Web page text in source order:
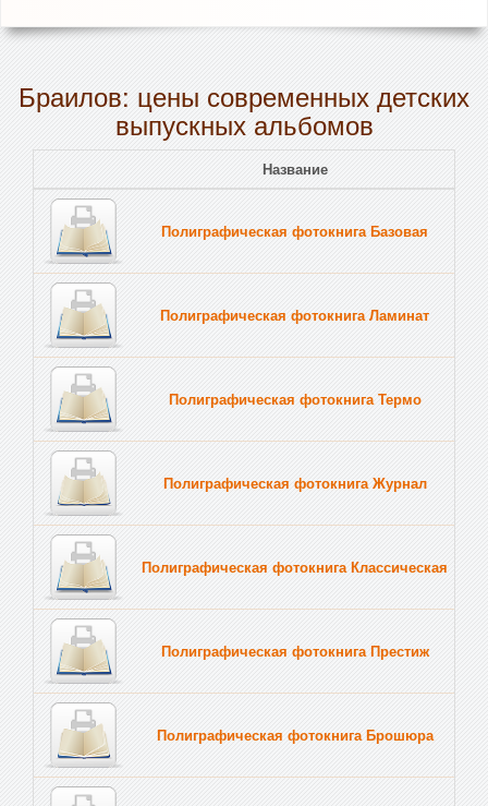
Браилов: цены современных детских
выпускных альбомов
Название
Полиграфическая фотокнига Базовая
Полиграфическая фотокнига Ламинат
Полиграфическая фотокнига Термо
Полиграфическая фотокнига Журнал
Полиграфическая фотокнига Классическая
Полиграфическая фотокнига Престиж
Полиграфическая фотокнига Брошюра